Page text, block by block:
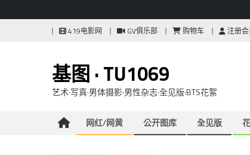
419电影网 GV俱乐部 购物车 注册
基图 · TU1069
艺术·写真·男体摄影·男性杂志·全见版·BTS花絮
网红/网黄 公开图库 全见版